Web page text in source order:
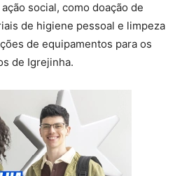
social, como doação de
de higiene pessoal e limpeza
de equipamentos para os
de Igrejinha.